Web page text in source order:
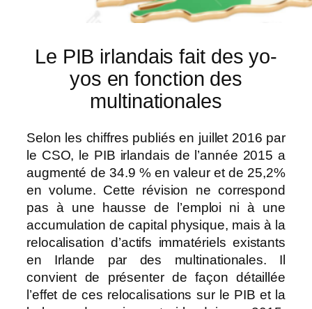
Le PIB irlandais fait des yo-
yos en fonction des
multinationales
Selon les chiffres publiés en juillet 2016 par
le CSO, le PIB irlandais de l’année 2015 a
augmenté de 34.9 % en valeur et de 25,2%
en volume. Cette révision ne correspond
pas à une hausse de l’emploi ni à une
accumulation de capital physique, mais à la
relocalisation d’actifs immatériels existants
en Irlande par des multinationales. Il
convient de présenter de façon détaillée
l’effet de ces relocalisations sur le PIB et la